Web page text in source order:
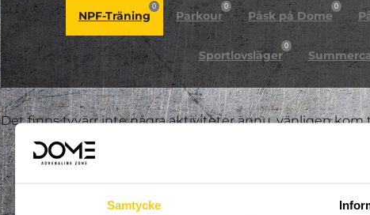
Samtycke
NPF-Träning
0
Parkour
0
Påsk på Dome
0
Sportlovsläger
0
Det finns tyvärr inte några aktiviteter ännu, vänligen kom